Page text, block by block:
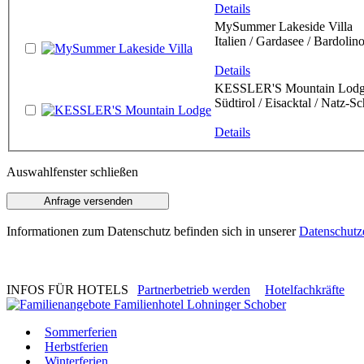
Details
MySummer Lakeside Villa
Italien / Gardasee / Bardolino
Details
KESSLER'S Mountain
Südtirol / Eisacktal / Natz-
Details
Auswahlfenster schließen
Informationen zum Datenschutz befinden sich in unserer
INFOS FÜR HOTELS Partnerbetrieb werden Hotelfachkräfte
Sommerferien
Herbstferien